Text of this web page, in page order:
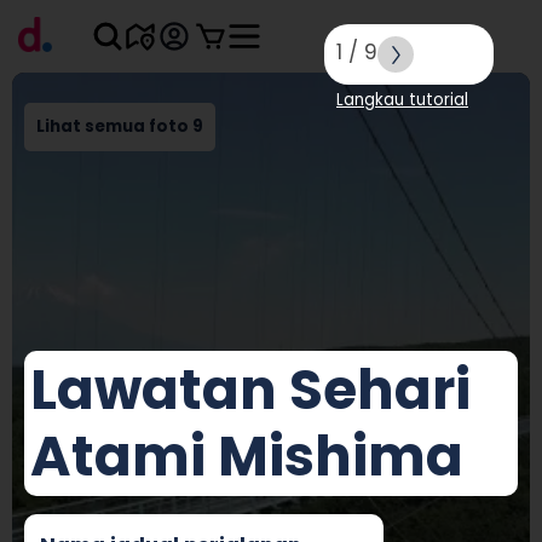
Lihat semua foto 9
Lawatan Sehari
Atami Mishima
1 / 9
Langkau tutorial